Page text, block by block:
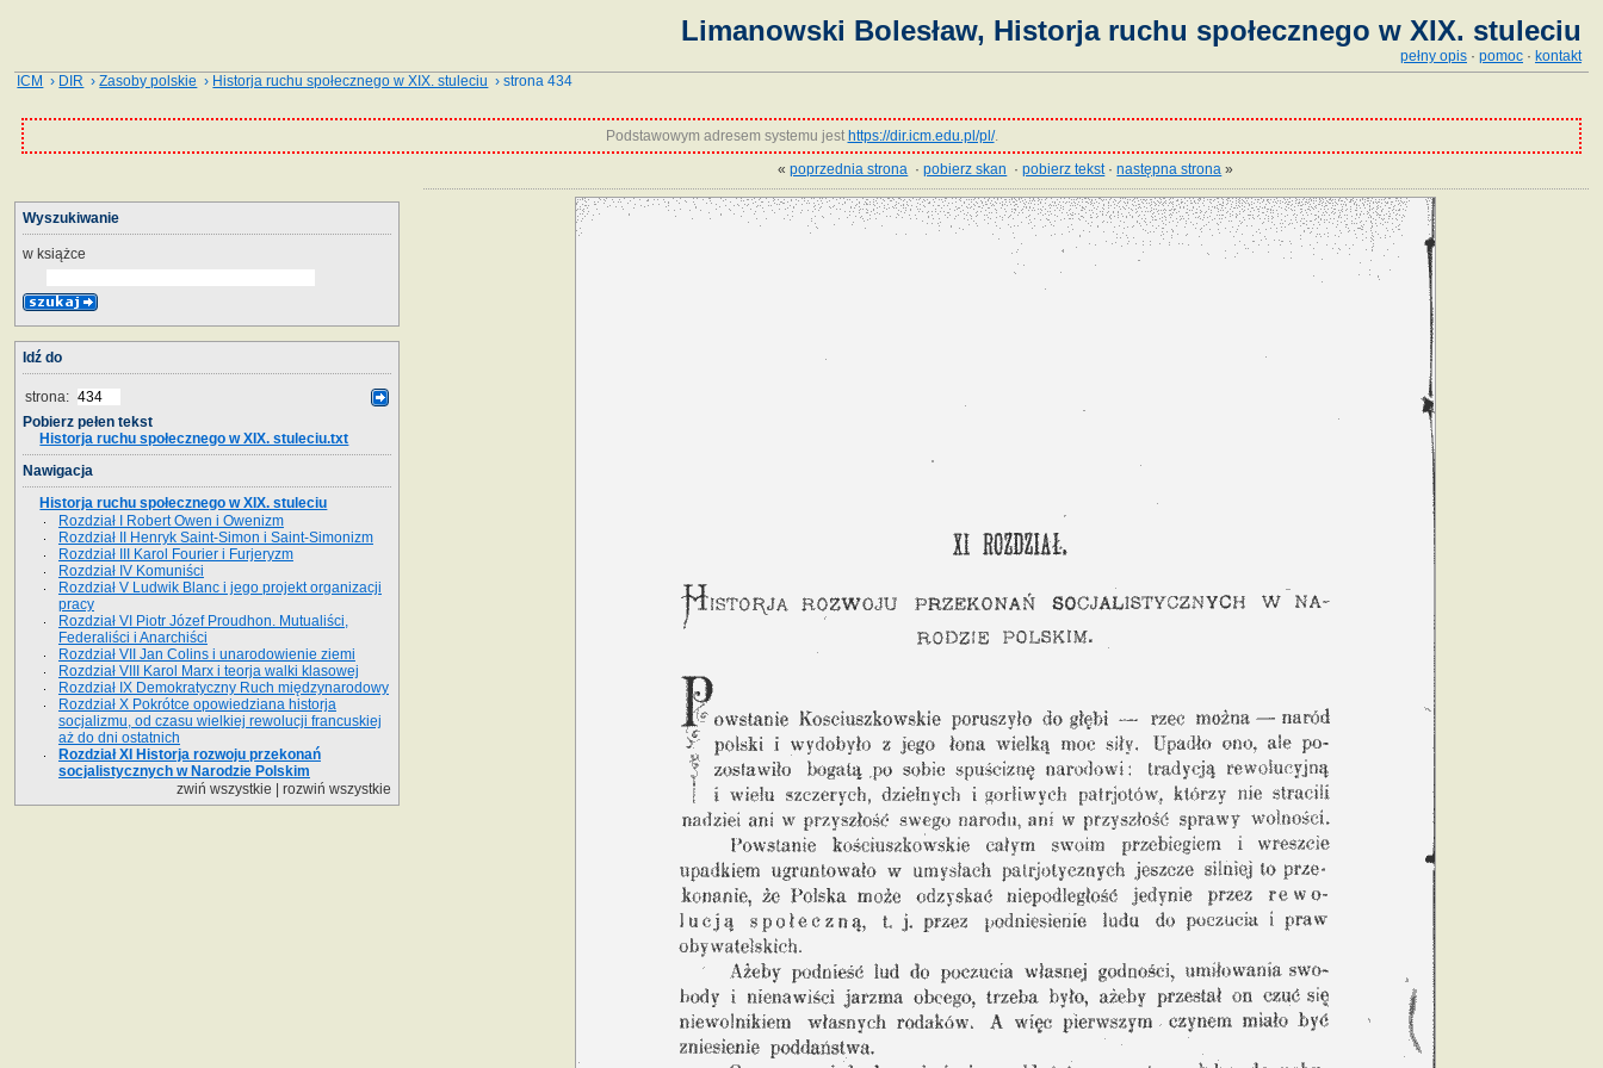
Limanowski Bolesław, Historja ruchu społecznego w XIX. stuleciu
pełny opis · pomoc · kontakt
ICM › DIR ›Zasoby polskie › Historja ruchu społecznego w XIX. stuleciu › strona 434
Podstawowym adresem systemu jest https://dir.icm.edu.pl/pl/.
«poprzednia strona ·pobierz skan ·pobierz tekst·następna strona »
Wyszukiwanie
w książce
Idź do
strona:
Pobierz pełen tekst
Historja ruchu społecznego w XIX. stuleciu.txt
Nawigacja
Historja ruchu społecznego w XIX. stuleciu
Rozdział I Robert Owen i Owenizm
Rozdział II Henryk Saint-Simon i Saint-Simonizm
Rozdział III Karol Fourier i Furjeryzm
Rozdział IV Komuniści
Rozdział V Ludwik Blanc i jego projekt organizacji
pracy
Rozdział VI Piotr Józef Proudhon. Mutualiści,
Federaliści i Anarchiści
Rozdział VII Jan Colins i unarodowienie ziemi
Rozdział VIII Karol Marx i teorja walki klasowej
Rozdział IX Demokratyczny Ruch międzynarodowy
Rozdział X Pokrótce opowiedziana historja
socjalizmu, od czasu wielkiej rewolucji francuskiej
aż do dni ostatnich
Rozdział XI Historja rozwoju przekonań
socjalistycznych w Narodzie Polskim
zwiń wszystkie |rozwiń wszystkie